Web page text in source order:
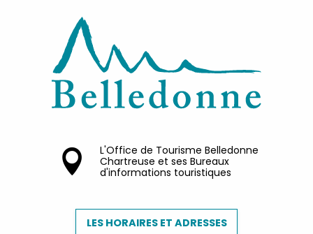
L'Office de Tourisme Belledonne
Chartreuse et ses Bureaux
d'informations touristiques
LES HORAIRES ET ADRESSES